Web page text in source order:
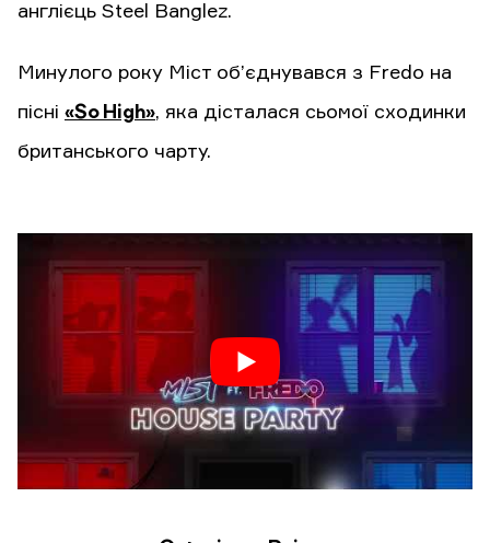
англієць Steel Banglez.
Минулого року Міст об’єднувався з Fredo на
пісні «So High», яка дісталася сьомої сходинки
британського чарту.